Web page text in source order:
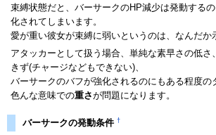
束縛状態だと、バーサークのHP減少は発動する
化されてしまいます。
愛が重い彼女が束縛に弱いというのは、なんだか
アタッカーとして扱う場合、単純な素早さの低さ
きず(チャージなどもできない)、
バーサークのバフが強化されるのにもある程度の
色んな意味での重さが問題になります。
バーサークの発動条件 †